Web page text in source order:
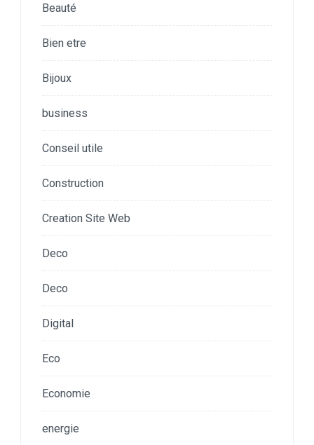
Beauté
Bien etre
Bijoux
business
Conseil utile
Construction
Creation Site Web
Deco
Deco
Digital
Eco
Economie
energie